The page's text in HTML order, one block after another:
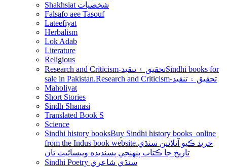
Shakhsiat شخصيات
Falsafo aee Tasouf
Lateefiyat
Herbalism
Lok Adab
Literature
Religious
Research and Criticism-تحقيق ۽ تنقيدSindhi books for
sale in Pakistan.Research and Criticism-تحقيق ۽ تنقيد
Maholiyat
Short Stories
Sindh Shanasi
Translated Book S
Science
Sindhi history booksBuy Sindhi history books online
from the Indus book website.خريد ڪيو آنلائين سنڌي
تاريخ جا ڪتاب پنھنجي پسنديده ويبسائيٽ تان
Sindhi Poetry سنڌي شاعري